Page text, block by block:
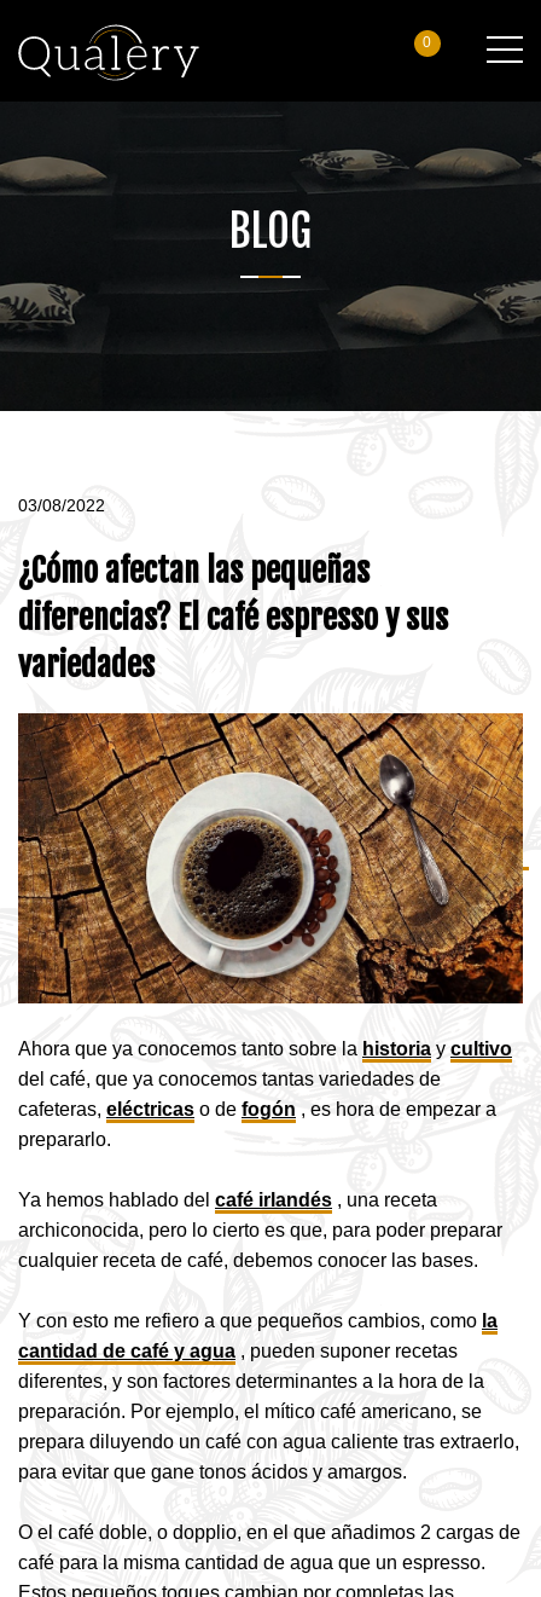
0
BLOG
03/08/2022
¿Cómo afectan las pequeñas
diferencias? El café espresso y sus
variedades
Ahora que ya conocemos tanto sobre la historia y cultivo
del café, que ya conocemos tantas variedades de
cafeteras, eléctricas o de fogón , es hora de empezar a
prepararlo.
Ya hemos hablado del café irlandés , una receta
archiconocida, pero lo cierto es que, para poder preparar
cualquier receta de café, debemos conocer las bases.
Y con esto me refiero a que pequeños cambios, como la
cantidad de café y agua , pueden suponer recetas
diferentes, y son factores determinantes a la hora de la
preparación. Porejemplo, el mítico café americano, se
prepara diluyendo un café con agua caliente tras extraerlo,
para evitar que gane tonos ácidos y amargos.
O el café doble, o dopplio, en el que añadimos 2 cargas de
café para la misma cantidad de agua que un espresso.
Estos pequeños toques cambian por completas las